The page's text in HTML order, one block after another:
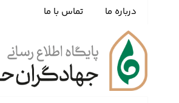
درباره ما تماس با ما